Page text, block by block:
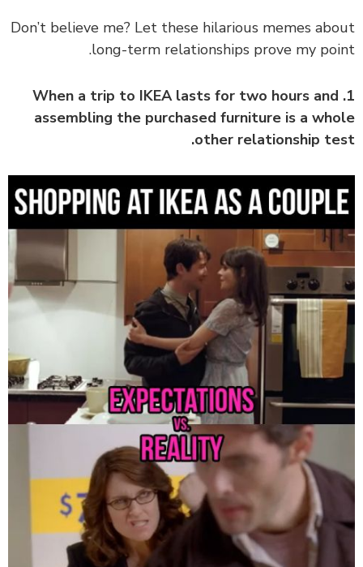
Don’t believe me? Let these hilarious memes about
long-term relationships prove my point.
1. When a trip to IKEA lasts for two hours and
assembling the purchased furniture is a whole
other relationship test.